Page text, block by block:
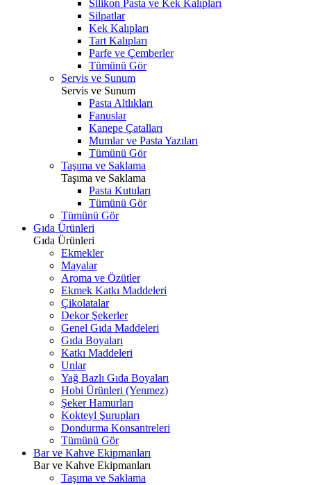
Silikon Pasta ve Kek Kalıpları
Silpatlar
Kek Kalıpları
Tart Kalıpları
Parfe ve Çemberler
Tümünü Gör
Servis ve Sunum
Servis ve Sunum
Pasta Altlıkları
Fanuslar
Kanepe Çatalları
Mumlar ve Pasta Yazıları
Tümünü Gör
Taşıma ve Saklama
Taşıma ve Saklama
Pasta Kutuları
Tümünü Gör
Tümünü Gör
Gıda Ürünleri
Gıda Ürünleri
Ekmekler
Mayalar
Aroma ve Özütler
Ekmek Katkı Maddeleri
Çikolatalar
Dekor Şekerler
Genel Gıda Maddeleri
Gıda Boyaları
Katkı Maddeleri
Unlar
Yağ Bazlı Gıda Boyaları
Hobi Ürünleri (Yenmez)
Şeker Hamurları
Kokteyl Şurupları
Dondurma Konsantreleri
Tümünü Gör
Bar ve Kahve Ekipmanları
Bar ve Kahve Ekipmanları
Taşıma ve Saklama